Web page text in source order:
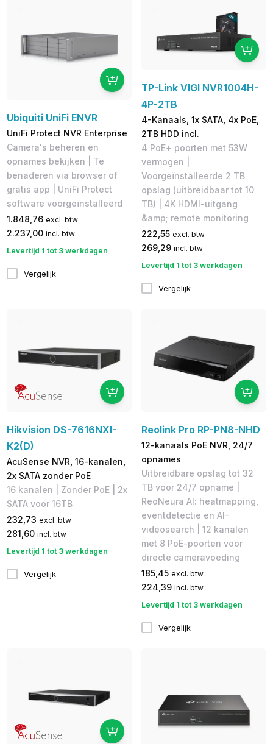
Ubiquiti UniFi ENVR
UniFi Protect NVR Enterprise
Camera's beheren en
opnames bekijken | Te
benaderen via browser of
gratis app | ​UniFi Protect
software voorgeïnstalleerd
1.848,76 excl. btw
2.237,00 incl. btw
Levertijd 1 tot 3 werkdagen
Vergelijk
TP-Link VIGI NVR1004H-
4P-2TB
4-Kanaals, 1x SATA, 4x PoE,
2TB HDD incl.
4 PoE+ poorten met 53W
vermogen |
Voorgeïnstalleerde 2 TB
opslag (uitbreidbaar tot 10
TB) | 4K HDMI-uitgang
&amp; remote monitoring
222,55 excl. btw
269,29 incl. btw
Levertijd 1 tot 3 werkdagen
Vergelijk
Hikvision DS-7616NXI-
K2(D)
AcuSense NVR, 16-kanalen,
2x SATA zonder PoE
16 kanalen | Zonder PoE | 2x
SATA voor 16TB
232,73 excl. btw
281,60 incl. btw
Levertijd 1 tot 3 werkdagen
Vergelijk
Reolink Pro RP-PN8-NHD
12-kanaals PoE NVR, 24/7
opnames
Uitbreidbare opslag tot 32
TB voor 24/7 opname |
ReoNeura AI: heatmapping,
eventdetectie en AI-
videosearch | 12 kanalen
met 8 PoE-poorten voor
directe cameravoeding
185,45 excl. btw
224,39 incl. btw
Levertijd 1 tot 3 werkdagen
Vergelijk